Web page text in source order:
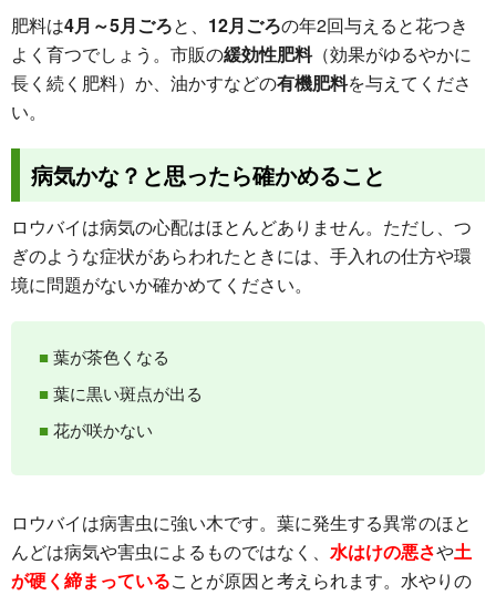
肥料は4月～5月ごろと、 12月ごろの年2回与えると花つき
よく育つでしょう。市販の緩効性肥料（効果がゆるやかに
長く続く肥料）か、油かすなどの有機肥料を与えてくださ
い。
病気かな？と思ったら確かめること
ロウバイは病気の心配はほとんどありません。ただし、つ
ぎのような症状があらわれたときには、手入れの仕方や環
境に問題がないか確かめてください。
葉が茶色くなる
葉に黒い斑点が出る
花が咲かない
ロウバイは病害虫に強い木です。葉に発生する異常のほと
んどは病気や害虫によるものではなく、 水はけの悪さや土
が硬く締まっていることが原因と考えられます。水やりの